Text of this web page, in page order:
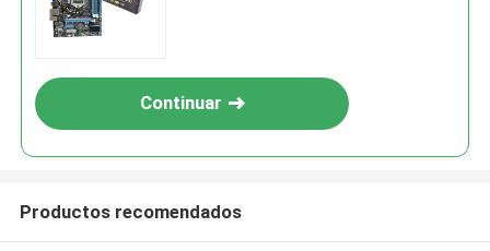
Continuar
Productos recomendados